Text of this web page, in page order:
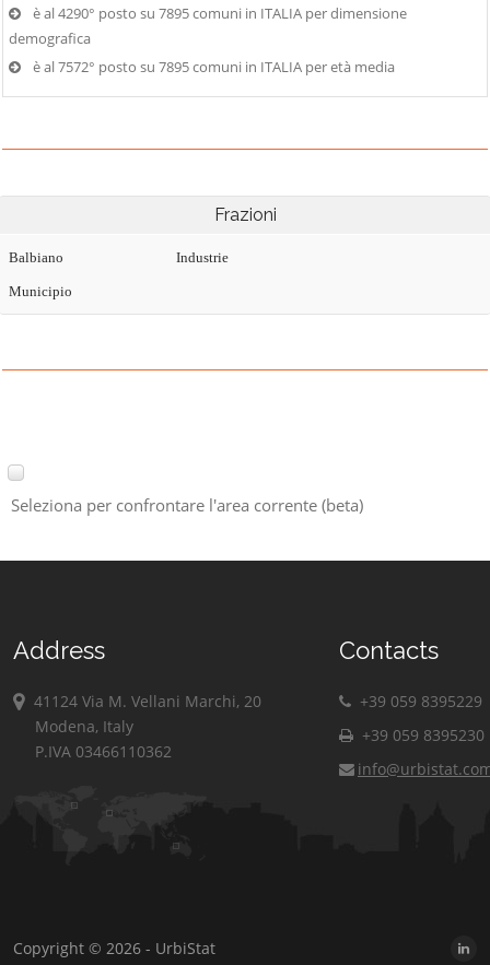
è al 4290° posto su 7895 comuni in ITALIA per dimensione
demografica
è al 7572° posto su 7895 comuni in ITALIA per età media
Frazioni
Balbiano Industrie
Municipio
Seleziona per confrontare l'area corrente (beta)
Address
41124 Via M. Vellani Marchi, 20
Modena, Italy
P.IVA 03466110362
Contacts
+39 059 8395229
+39 059 8395230
Copyright © 2026 - UrbiStat